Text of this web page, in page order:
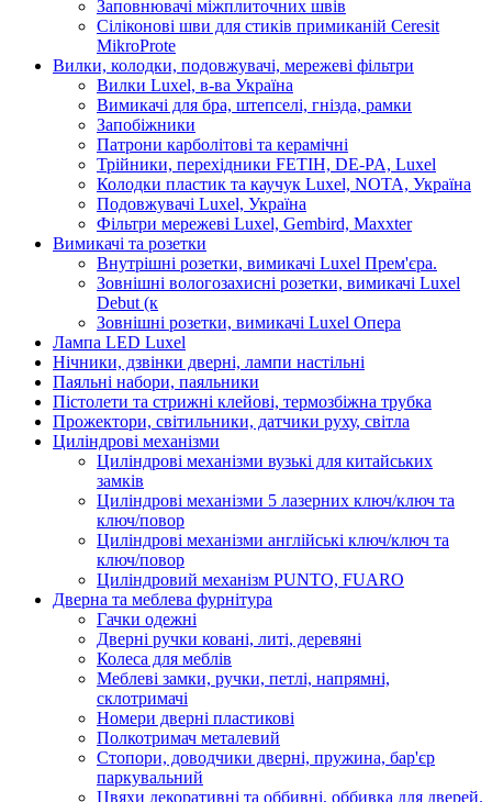
Заповнювачі міжплиточних швів
Сіліконові шви для стиків примиканій Ceresit
MikroProte
Вилки, колодки, подовжувачі, мережеві фільтри
Вилки Luxel, в-ва Україна
Вимикачі для бра, штепселі, гнізда, рамки
Запобіжники
Патрони карболітові та керамічні
Трійники, перехідники FETIH, DE-PA, Luxel
Колодки пластик та каучук Luxel, NOTA, Україна
Подовжувачі Luxel, Україна
Фільтри мережеві Luxel, Gembird, Maxxter
Вимикачі та розетки
Внутрішні розетки, вимикачі Luxel Прем'єра.
Зовнішні вологозахисні розетки, вимикачі Luxel
Debut (к
Зовнішні розетки, вимикачі Luxel Опера
Лампа LED Luxel
Нічники, дзвінки дверні, лампи настільні
Паяльні набори, паяльники
Пістолети та стрижні клейові, термозбіжна трубка
Прожектори, світильники, датчики руху, світла
Циліндрові механізми
Циліндрові механізми вузькі для китайських
замків
Циліндрові механізми 5 лазерних ключ/ключ та
ключ/повор
Циліндрові механізми англійські ключ/ключ та
ключ/повор
Циліндровий механізм PUNTO, FUARO
Дверна та меблева фурнітура
Гачки одежні
Дверні ручки ковані, литі, деревяні
Колеса для меблів
Меблеві замки, ручки, петлі, напрямні,
склотримачі
Номери дверні пластикові
Полкотримач металевий
Стопори, доводчики дверні, пружина, бар'єр
паркувальний
Цвяхи декоративні та оббивні, оббивка для дверей.